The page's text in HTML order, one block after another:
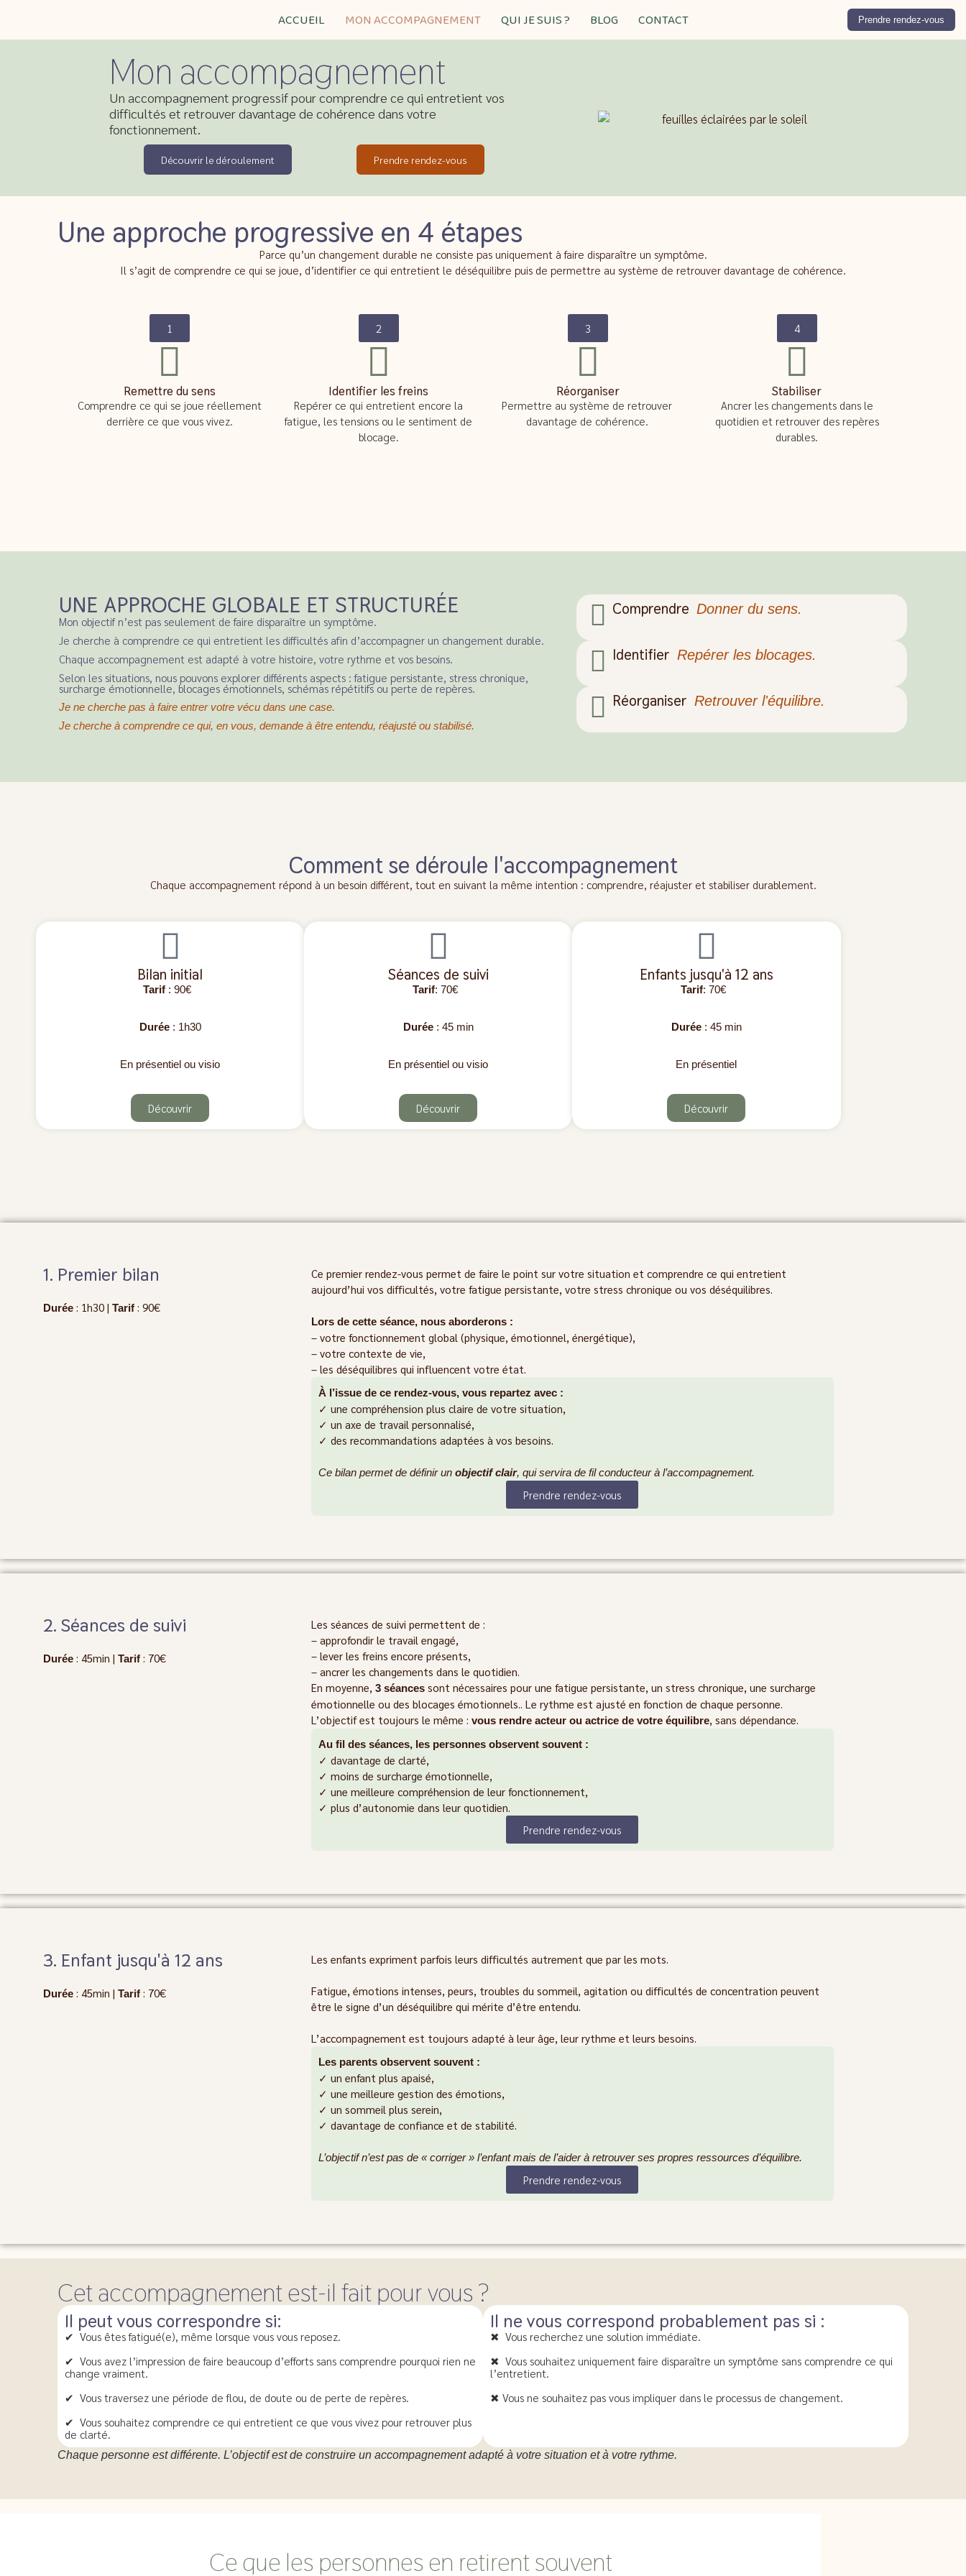
Aller
ACCUEIL MON ACCOMPAGNEMENT QUI JE SUIS ? BLOG CONTACT Prendre rendez-vous
Mon accompagnement
Un accompagnement progressif pour comprendre ce qui entretient vos
difficultés et retrouver davantage de cohérence dans votre
fonctionnement.
Découvrir le déroulement Prendre rendez-vous
Une approche progressive en 4 étapes
Parce qu’un changement durable ne consiste pas uniquement à faire disparaître un symptôme.
Il s’agit de comprendre ce qui se joue, d’identifier ce qui entretient le déséquilibre puis de permettre au système de retrouver davantage de cohérence.
1
Remettre du sens
Comprendre ce qui se joue réellement
derrière ce que vous vivez.
2
Identifier les freins
Repérer ce qui entretient encore la
fatigue, les tensions ou le sentiment de
blocage.
3
Réorganiser
Permettre au système de retrouver
davantage de cohérence.
4
Stabiliser
Ancrer les changements dans le
quotidien et retrouver des repères
durables.
UNE APPROCHE GLOBALE ET STRUCTURÉE
Mon objectif n’est pas seulement de faire disparaître un symptôme.
Je cherche à comprendre ce qui entretient les difficultés afin d’accompagner un changement durable.
Chaque accompagnement est adapté à votre histoire, votre rythme et vos besoins.
Selon les situations, nous pouvons explorer différents aspects : fatigue persistante, stress chronique,
surcharge émotionnelle, blocages émotionnels, schémas répétitifs ou perte de repères.
Je ne cherche pas à faire entrer votre vécu dans une case.
Je cherche à comprendre ce qui, en vous, demande à être entendu, réajusté ou stabilisé.
Comprendre Donner du sens.
Identifier Repérer les blocages.
Réorganiser Retrouver l'équilibre.
Comment se déroule l'accompagnement
Chaque accompagnement répond à un besoin différent, tout en suivant la même intention : comprendre, réajuster et stabiliser durablement.
Bilan initial
Tarif : 90€
Durée: 1h30
En présentiel ou visio
Découvrir
Séances de suivi
Tarif: 70€
Durée: 45 min
En présentiel ou visio
Découvrir
Enfants jusqu'à 12 ans
Tarif: 70€
Durée: 45 min
En présentiel
Découvrir
1. Premier bilan
Durée : 1h30 | Tarif : 90€
Ce premier rendez-vous permet de faire le point sur votre situation et comprendre ce qui entretient
aujourd’hui vos difficultés, votre fatigue persistante, votre stress chronique ou vos déséquilibres.
Lors de cette séance, nous aborderons :
– votre fonctionnement global (physique, émotionnel, énergétique),
– votre contexte de vie,
– les déséquilibres qui influencent votre état.
À l’issue de ce rendez-vous, vous repartez avec :
✓ une compréhension plus claire de votre situation,
✓ un axe de travail personnalisé,
✓ des recommandations adaptées à vos besoins.
Ce bilan permet de définir unobjectif clair, qui servira de fil conducteur à l’accompagnement.
Prendre rendez-vous
2. Séances de suivi
Durée : 45min | Tarif : 70€
Les séances de suivi permettent de :
– approfondir le travail engagé,
– lever les freins encore présents,
– ancrer les changements dans le quotidien.
En moyenne,3 séances sont nécessaires pour une fatigue persistante, un stress chronique, une surcharge
émotionnelle ou des blocages émotionnels.. Le rythme est ajusté en fonction de chaque personne.
L’objectif est toujours le même :vous rendre acteur ou actrice de votre équilibre, sans dépendance.
Au fil des séances, les personnes observent souvent :
✓ davantage de clarté,
✓ moins de surcharge émotionnelle,
✓ une meilleure compréhension de leur fonctionnement,
✓ plus d’autonomie dans leur quotidien.
Prendre rendez-vous
3. Enfant jusqu'à 12 ans
Durée : 45min | Tarif : 70€
Les enfants expriment parfois leurs difficultés autrement que par les mots.
Fatigue, émotions intenses, peurs, troubles du sommeil, agitation ou difficultés de concentration peuvent
être le signe d’un déséquilibre qui mérite d’être entendu.
L’accompagnement est toujours adapté à leur âge, leur rythme et leurs besoins.
Les parents observent souvent :
✓ un enfant plus apaisé,
✓ une meilleure gestion des émotions,
✓ un sommeil plus serein,
✓ davantage de confiance et de stabilité.
L’objectif n’est pas de « corriger » l’enfant mais de l’aider à retrouver ses propres ressources d’équilibre.
Prendre rendez-vous
Cet accompagnement est-il fait pour vous ?
Il peut vous correspondre si:
✔ Vous êtes fatigué(e), même lorsque vous vous reposez.
✔ Vous avez l’impression de faire beaucoup d’efforts sans comprendre pourquoi rien ne
change vraiment.
✔ Vous traversez une période de flou, de doute ou de perte de repères.
✔ Vous souhaitez comprendre ce qui entretient ce que vous vivez pour retrouver plus
de clarté.
Il ne vous correspond probablement pas si :
✖ Vous recherchez une solution immédiate.
✖ Vous souhaitez uniquement faire disparaître un symptôme sans comprendre ce qui
l’entretient.
✖ Vous ne souhaitez pas vous impliquer dans le processus de changement.
Chaque personne est différente. L’objectif est de construire un accompagnement adapté à votre situation et à votre rythme.
Ce que les personnes en retirent souvent